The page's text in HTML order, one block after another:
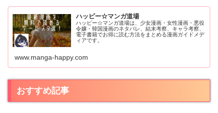
ハッピー☆マンガ道場
ハッピー☆マンガ道場は、少女漫画・女性漫画・悪役
令嬢・韓国漫画のネタバレ、結末考察、キャラ考察、
電子書籍でお得に読む方法をまとめる漫画ガイドメデ
ィアです。
www.manga-happy.com
おすすめ記事